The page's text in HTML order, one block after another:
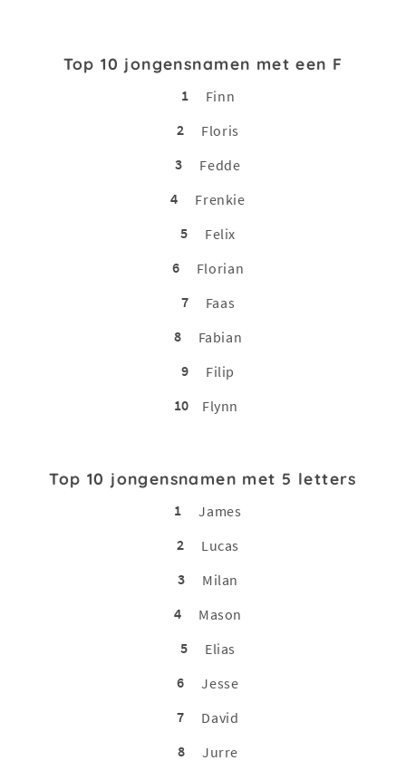
Top 10 jongensnamen met een F
1
Finn
2
Floris
3
Fedde
4
Frenkie
5
Felix
6
Florian
7
Faas
8
Fabian
9
Filip
10
Flynn
Top 10 jongensnamen met 5 letters
1
James
2
Lucas
3
Milan
4
Mason
5
Elias
6
Jesse
7
David
8
Jurre